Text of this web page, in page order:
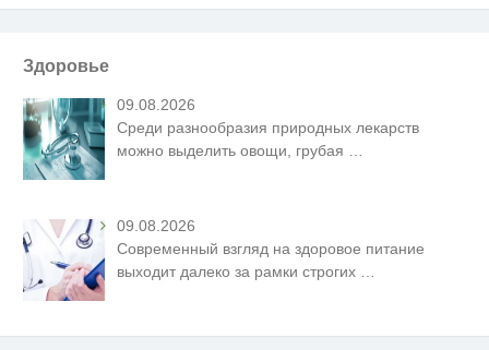
Здоровье
09.08.2026
Среди разнообразия природных лекарств
можно выделить овощи, грубая
09.08.2026
Современный взгляд на здоровое питание
выходит далеко за рамки строгих